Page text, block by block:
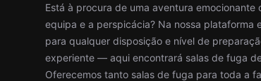
Está à procura de uma aventura
equipa e a perspicácia? Na nossa plataforma
para qualquer disposição e nível de
experiente — aqui encontrará salas de fuga
Oferecemos tanto salas de fuga para toda a